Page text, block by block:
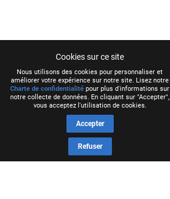
Cookies sur ce site
Nous utilisons des cookies pour personnaliser et
améliorer votre expérience sur notre site. Lisez notre
Charte de confidentialité pour plus d'informations sur
notre collecte de données. En cliquant sur "Accepter",
vous acceptez l'utilisation de cookies.
Accepter
Refuser